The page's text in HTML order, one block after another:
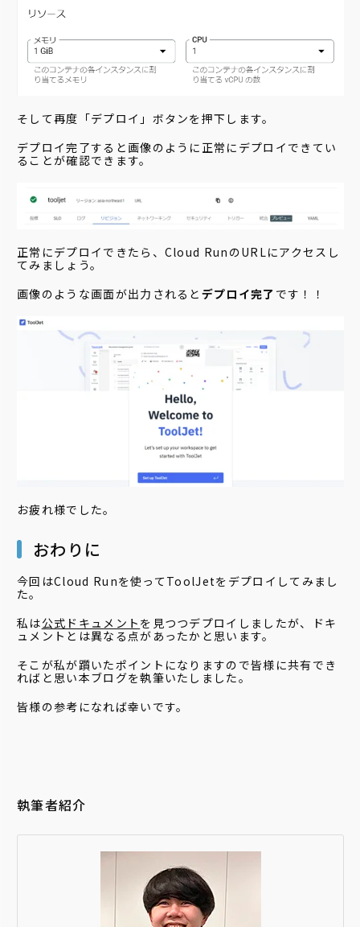
そして再度「デプロイ」ボタンを押下します。
デプロイ完了すると画像のように正常にデプロイできてい
ることが確認できます。
正常にデプロイできたら、Cloud RunのURLにアクセスし
てみましょう。
画像のような画面が出力されると デプロイ完了 です！！
お疲れ様でした。
おわりに
今回はCloud Runを使ってToolJetをデプロイしてみまし
た。
私は公式ドキュメント を見つつデプロイしましたが、ドキ
ュメントとは異なる点があったかと思います。
そこが私が躓いたポイントになりますので皆様に共有でき
ればと思い本ブログを執筆いたしました。
皆様の参考になれば幸いです。
執筆者紹介